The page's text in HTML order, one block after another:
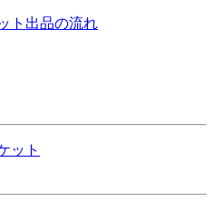
ト出品の流れ
ット